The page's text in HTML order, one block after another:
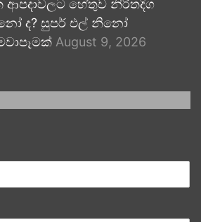
ආපදාවලට හේතුව නිරිතදිග
ද? සුපර් එල් නිනෝ
August 9, 2026